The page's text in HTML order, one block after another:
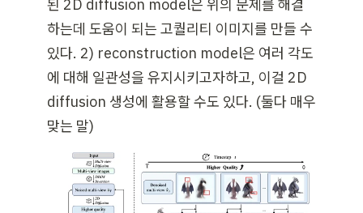
된 2D diffusion model은 위의 문제를 해결
하는데 도움이 되는 고퀄리티 이미지를 만들 수
있다. 2) reconstruction model은 여러 각도
에 대해 일관성을 유지시키고자하고, 이걸 2D
diffusion 생성에 활용할 수도 있다. (둘다 매우
맞는 말)